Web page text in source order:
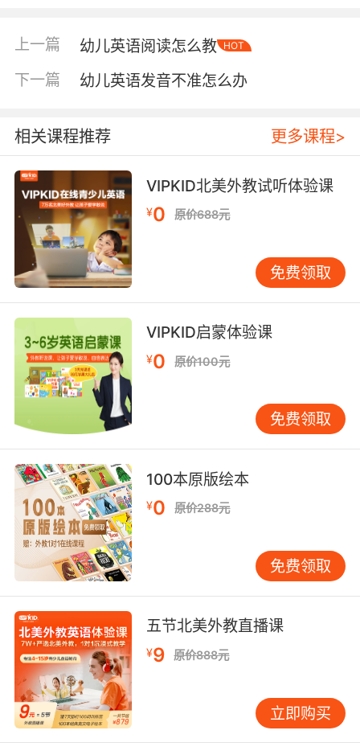
像身着正装的绅士，注重仪态与腔调；美式发音
则如休闲打扮的年轻人，随意自然。 了解了这些
区别，家长或许仍会追问：“哪种更好？”我的观
点是：对于幼儿英语启蒙，过分纠结“英音还是美
通，而非追求单一“标准口音”。正如中国人说普
通话，带有北京、天津或东北口音并不妨碍交
流，英语世界也同样包容多样。除了英式、美
式，还有澳大利亚、加拿大、印度等口音，它们
都是英语的合法变体。 关键在于，幼儿期（3-8
岁）是语言发展的黄金阶段，孩子的大脑具备出
色的语音处理与适应能力。接触不同口音，反而
能锻炼其“听音辨音”的核心能力——这比固守一
种发音模式更为重要。 因此，与其陷入口音选择
焦虑，不如关注以下更本质的方面： 发音准确性
重于口音类型。 无论英式或美式，每个音素都有
其正确的发音位置与方法。例如，许多中国孩子
容易将“th”发成“s”或“z”，这类基础发音问题才值
得重点关注。打好语音基础，远比选择哪种腔调
更有意义。 语言输入应注重丰富性。 孩子需要大
量、多样的英语素材，包括儿歌、动画、绘本及
真人互动。在这个过程中，他们会自然接触不同
口音，并像海绵一样吸收整合，逐渐形成自己的
语音感知与偏好。 学习兴趣与持续性至关重要。
幼儿阶段，兴趣是最好的老师。如果孩子喜爱
《小猪佩奇》，不妨多观看；若沉迷《汪汪队立
大功》，也可共同欣赏。在愉悦氛围中接触英
语，远比强行灌输某种“标准”更有价值。 可能有
家长担心：“孩子同时接触两种口音，会混淆
吗？”根据教学观察，这种情况极少发生。儿童天
生具备区分不同语言系统的潜力。就像小明，他
能在不同情境中灵活调整——与英国外教对话时
倾向英式发音，看美国动画时则模仿美式腔调。
这种灵活性，正是语言能力的宝贵体现。 那么，
家长在家中该如何实践呢？ 不必刻意统一学习材
上一篇 幼儿英语阅读怎么教 HOT
下一篇 幼儿英语发音不准怎么办
相关课程推荐 更多课程>
VIPKID北美外教试听体验课
¥0 原价688元
免费领取
VIPKID启蒙体验课
¥0 原价100元
免费领取
100本原版绘本
¥0 原价288元
免费领取
五节北美外教直播课
¥9 原价888元
立即购买